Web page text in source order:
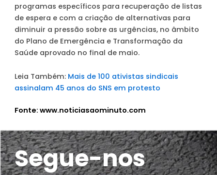
programas específicos para recuperação de listas
de espera e com a criação de alternativas para
diminuir a pressão sobre as urgências, no âmbito
do Plano de Emergência e Transformação da
Saúde aprovado no final de maio.
Leia Também: Mais de 100 ativistas sindicais
assinalam 45 anos do SNS em protesto
Fonte: www.noticiasaominuto.com
Segue-nos